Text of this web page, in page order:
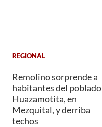
REGIONAL
Remolino sorprende a
habitantes del poblado
Huazamotita, en
Mezquital, y derriba
techos